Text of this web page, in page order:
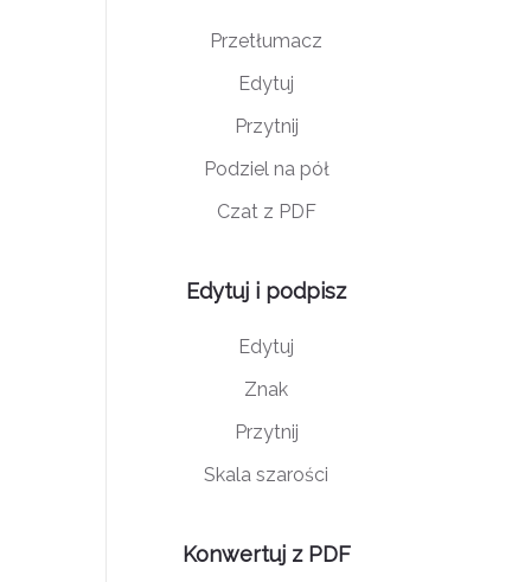
Przetłumacz
Edytuj
Przytnij
Podziel na pół
Czat z PDF
Edytuj i podpisz
Edytuj
Znak
Przytnij
Skala szarości
Konwertuj z PDF